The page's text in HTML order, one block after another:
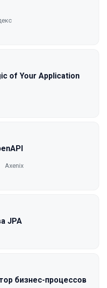
of Your Application
Axenix
JPA
бизнес-процессов